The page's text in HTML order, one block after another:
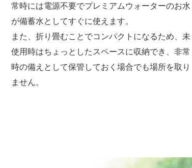
常時には電源不要でプレミアムウォーターのお水
が備蓄水としてすぐに使えます。
また、折り畳むことでコンパクトになるため、未
使用時はちょっとしたスペースに収納でき、非常
時の備えとして保管しておく場合でも場所を取り
ません。